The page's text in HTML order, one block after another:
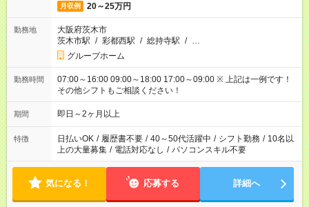
月収例 20～25万円
勤務地
大阪府茨木市
茨木市駅 / 彩都西駅 / 総持寺駅 / …
グループホーム
勤務時間
07:00～16:00 09:00～18:00 17:00～09:00 ※ 上記は一例です！
その他シフトもご相談ください！
期間 即日～2ヶ月以上
特徴 日払いOK / 履歴書不要 / 40～50代活躍中 / シフト勤務 / 10名以
上の大量募集 / 電話対応なし / パソコンスキル不要
気になる！ 応募する 詳細へ